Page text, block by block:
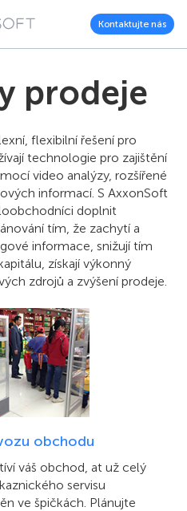
Kontaktujte nás
prodeje
flexibilní řešení pro
technologie pro zajištění
video analýzy, rozšířené
informací. S AxxonSoft
doplnit
tím, že zachytí a
informace, snižují tím
získají výkonný
zdrojů a zvýšení prodeje.
obchodu
váš obchod, at už celý
servisu
ve špičkách. Plánujte